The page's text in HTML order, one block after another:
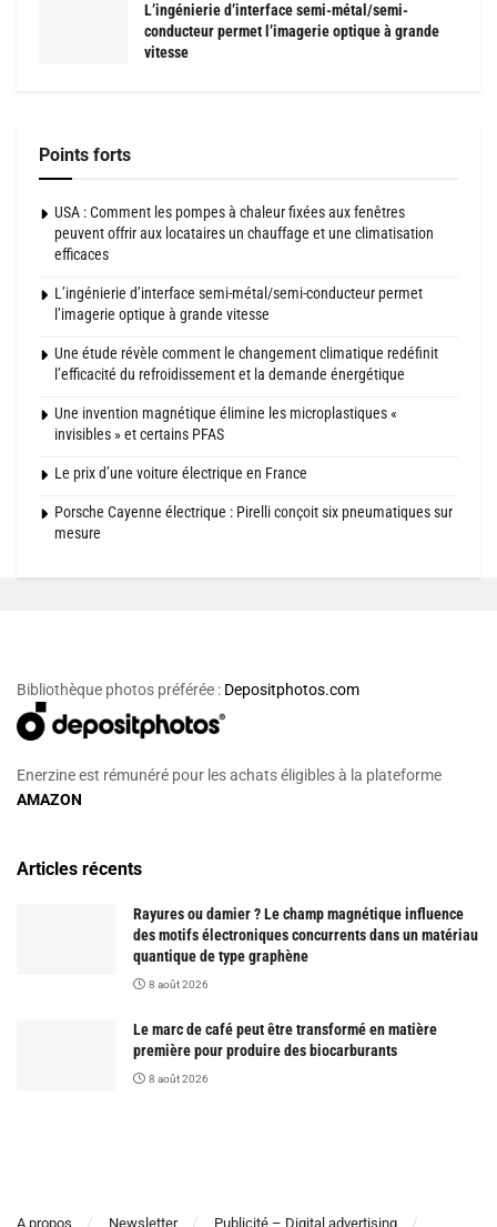
L’ingénierie d’interface semi-métal/semi-
conducteur permet l’imagerie optique à grande
vitesse
Points forts
USA : Comment les pompes à chaleur fixées aux fenêtres
peuvent offrir aux locataires un chauffage et une climatisation
efficaces
L’ingénierie d’interface semi-métal/semi-conducteur permet
l’imagerie optique à grande vitesse
Une étude révèle comment le changement climatique redéfinit
l’efficacité du refroidissement et la demande énergétique
Une invention magnétique élimine les microplastiques «
invisibles » et certains PFAS
Le prix d’une voiture électrique en France
Porsche Cayenne électrique : Pirelli conçoit six pneumatiques sur
mesure
Bibliothèque photos préférée : Depositphotos.com
Enerzine est rémunéré pour les achats éligibles à la plateforme
AMAZON
Articles récents
Rayures ou damier ? Le champ magnétique influence
des motifs électroniques concurrents dans un matériau
quantique de type graphène
8 août 2026
Le marc de café peut être transformé en matière
première pour produire des biocarburants
8 août 2026
A propos Newsletter Publicité – Digital advertising